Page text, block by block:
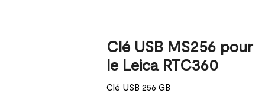
Clé USB MS256 pour
le Leica RTC360
Clé USB 256 GB